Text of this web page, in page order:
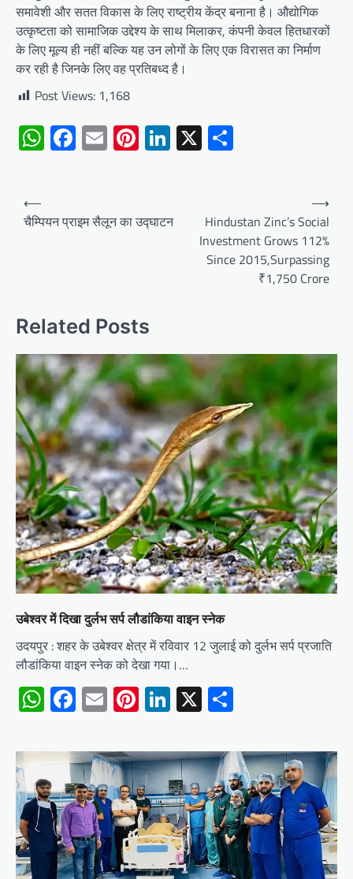
समावेशी और सतत विकास के लिए राष्ट्रीय केंद्र बनाना है। औद्योगिक
उत्कृष्टता को सामाजिक उद्देश्य के साथ मिलाकर, कंपनी केवल हितधारकों
के लिए मूल्य ही नहीं बल्कि यह उन लोगों के लिए एक विरासत का निर्माण
कर रही है जिनके लिए वह प्रतिबध्द है।
Post Views: 1,168
WhatsApp
Facebook
EmailPinterest
LinkedIn
X
Post
navigation
⟵
चैम्पियन प्राइम सैलून का उद्घाटन
Hindustan Zinc’s Social
Investment Grows 112%
Since 2015,Surpassing
₹1,750 Crore
⟶
Related Posts
उबेश्वर में दिखा दुर्लभ सर्प लौडांकिया वाइन स्नेक
उदयपुर : शहर के उबेश्वर क्षेत्र में रविवार 12 जुलाई को दुर्लभ सर्प प्रजाति
लौडांकिया वाइन स्नेक को देखा गया।…
WhatsApp
Facebook
EmailPinterest
LinkedIn
X